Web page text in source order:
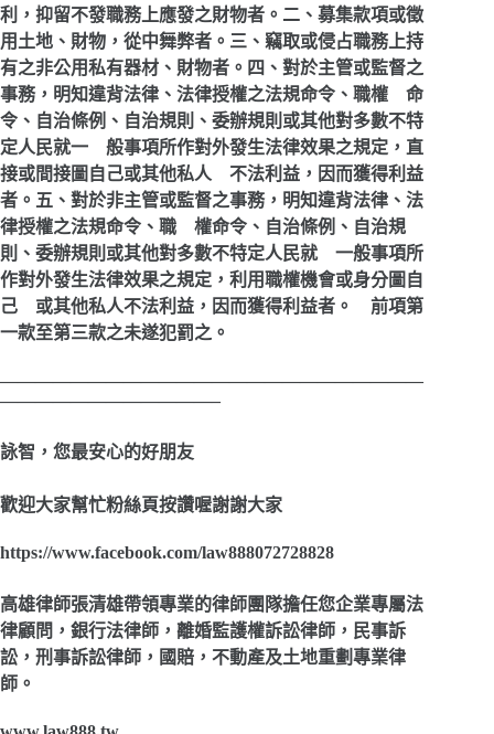
利，抑留不發職務上應發之財物者。 二、募集款項或徵
用土地、財物，從中舞弊者。 三、竊取或侵占職務上持
有之非公用私有器材、財物者。 四、對於主管或監督之
事務，明知違背法律、法律授權之法規命令、職權
命
令、自治條例、自治規則、委辦規則或其他對多數不特
定人民就一
般事項所作對外發生法律效果之規定，直
接或間接圖自己或其他私人
不法利益，因而獲得利益
者。 五、對於非主管或監督之事務，明知違背法律、法
律授權之法規命令、職
權命令、自治條例、自治規
則、委辦規則或其他對多數不特定人民就
一般事項所
作對外發生法律效果之規定，利用職權機會或身分圖自
己
或其他私人不法利益，因而獲得利益者。
前項第
一款至第三款之未遂犯罰之。
————————————————————————
————————————–
詠智，您最安心的好朋友
歡迎大家幫忙粉絲頁按讚喔謝謝大家
https://www.facebook.com/law888072728828
高雄律師張清雄帶領專業的律師團隊擔任您企業專屬法
律顧問，銀行法律師，離婚監護權訴訟律師，民事訴
訟，刑事訴訟律師，國賠，不動產及土地重劃專業律
師。